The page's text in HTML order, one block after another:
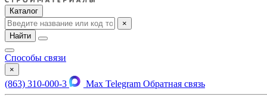
Каталог
×
Найти
Способы связи
×
(863) 310-000-3 Max Telegram Обратная связь